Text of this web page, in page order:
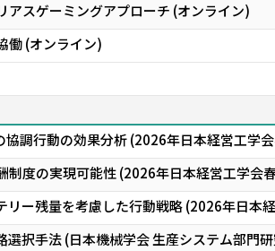
アスゲーミングアプローチ (オンライン)
働 (オンライン)
調行動の効果分析 (2026年日本経営工学
度の実現可能性 (2026年日本経営工学会
リー残量を考慮した行動戦略 (2026年日本
選択手法 (日本機械学会 生産システム部門